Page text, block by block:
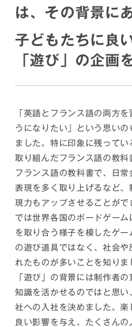
は、その背景に
子どもたちに良
「遊び」の企画
「英語とフランス語の両方
うになりたい」という思い
ました。特に印象に残って
取り組んだフランス語の教
フランス語の教科書で、日
表現を多く取り上げるなど
現力もアップさせることが
では世界各国のボードゲー
を取り合う様子を模したゲ
の遊び道具ではなく、社会
れたものが多いことを知りま
「遊び」の背景には制作者
知識を活かせるのではと思
社への入社を決めました。
良い影響を与え、たくさん